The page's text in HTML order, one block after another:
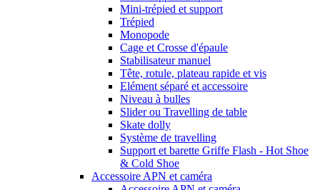
Mini-trépied et support
Trépied
Monopode
Cage et Crosse d'épaule
Stabilisateur manuel
Tête, rotule, plateau rapide et vis
Elément séparé et accessoire
Niveau à bulles
Slider ou Travelling de table
Skate dolly
Système de travelling
Support et barette Griffe Flash - Hot Shoe
& Cold Shoe
Accessoire APN et caméra